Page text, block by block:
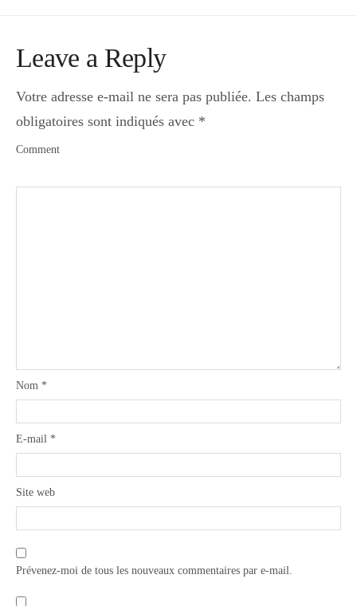
Leave a Reply
Votre adresse e-mail ne sera pas publiée. Les champs
obligatoires sont indiqués avec *
Comment
Nom *
E-mail *
Site web
Prévenez-moi de tous les nouveaux commentaires par e-mail.